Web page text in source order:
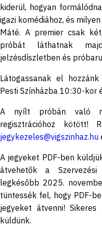
kiderül, hogyan
igazi komédiához, és
Máté. A premier csak
próbát láthatnak
jelzésdíszletben és
Látogassanak el
Pesti Színházba 10:30-kor
A nyílt próbán való
regisztrációhoz kötött!
jegykezeles@vigszinhaz.hu
A jegyeket PDF-ben
átvehetők a
legkésőbb 2025.
tüntessék fel, hogy PDF-
jegyeket átvenni! Sikeres
küldünk.